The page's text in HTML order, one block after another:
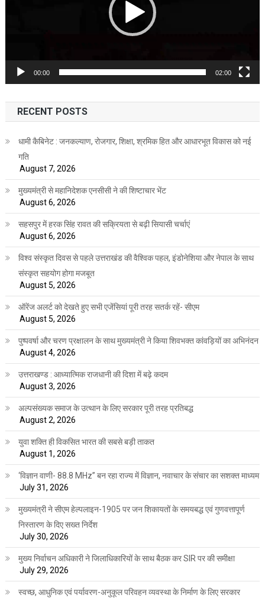
00:00 02:00
RECENT POSTS
धामी कैबिनेट : जनकल्याण, रोजगार, शिक्षा, श्रमिक हित और आधारभूत विकास को नई
गति
August 7, 2026
मुख्यमंत्री से महानिदेशक एनसीसी ने की शिष्टाचार भेंट
August 6, 2026
सहसपुर में हरक सिंह रावत की सक्रियता से बढ़ी सियासी चर्चाएं
August 6, 2026
विश्व संस्कृत दिवस से पहले उत्तराखंड की वैश्विक पहल, इंडोनेशिया और नेपाल के साथ
संस्कृत सहयोग होगा मजबूत
August 5, 2026
ऑरेंज अलर्ट को देखते हुए सभी एजेंसियां पूरी तरह सतर्क रहें- सीएम
August 5, 2026
पुष्पवर्षा और चरण प्रक्षालन के साथ मुख्यमंत्री ने किया शिवभक्त कांवड़ियों का अभिनंदन
August 4, 2026
उत्तराखण्ड : आध्यात्मिक राजधानी की दिशा में बढ़े कदम
August 3, 2026
अल्पसंख्यक समाज के उत्थान के लिए सरकार पूरी तरह प्रतिबद्ध
August 2, 2026
युवा शक्ति ही विकसित भारत की सबसे बड़ी ताकत
August 1, 2026
‘विज्ञान वाणी- 88.8 MHz” बन रहा राज्य में विज्ञान, नवाचार के संचार का सशक्त माध्यम
July 31, 2026
मुख्यमंत्री ने सीएम हेल्पलाइन-1905 पर जन शिकायतों के समयबद्ध एवं गुणवत्तापूर्ण
निस्तारण के दिए सख्त निर्देश
July 30, 2026
मुख्य निर्वाचन अधिकारी ने जिलाधिकारियों के साथ बैठक कर SIR पर की समीक्षा
July 29, 2026
स्वच्छ, आधुनिक एवं पर्यावरण-अनुकूल परिवहन व्यवस्था के निर्माण के लिए सरकार